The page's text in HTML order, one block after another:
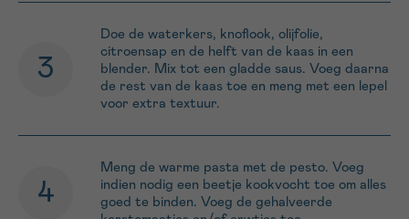
Doe de waterkers, knoflook, olijfolie,
citroensap en de helft van de kaas in een
blender. Mix tot een gladde saus. Voeg daarna
de rest van de kaas toe en meng met een lepel
voor extra textuur.
Meng de warme pasta met de pesto. Voeg
indien nodig een beetje kookvocht toe om alles
goed te binden. Voeg de gehalveerde